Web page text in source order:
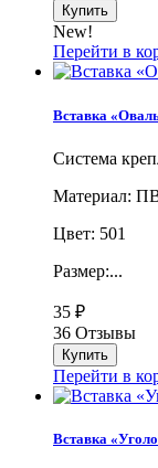
New!
Перейти в
Вставка
Система
Материал:
Цвет: 501
Размер:...
35 ₽
36 Отзывы
Перейти в
Вставка